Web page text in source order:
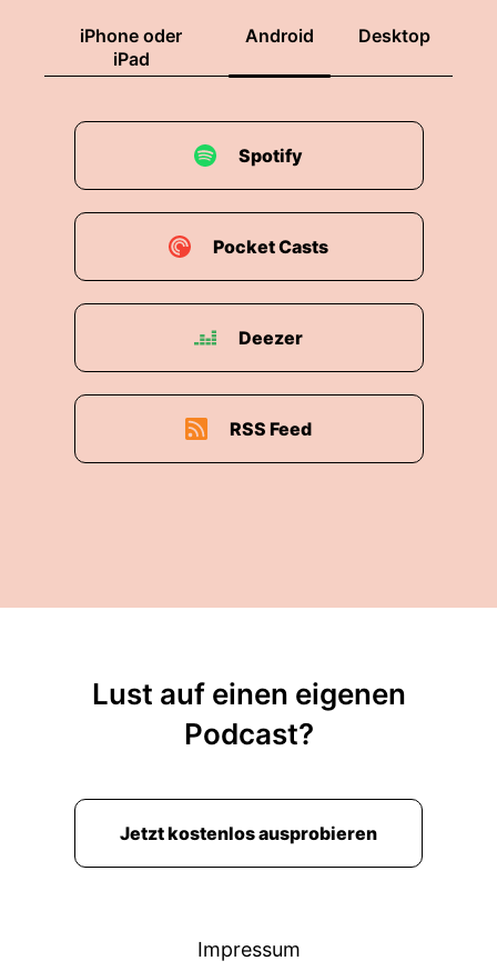
iPhone oder
iPad
Android Desktop
Spotify
Pocket Casts
Deezer
RSS Feed
Lust auf einen eigenen
Podcast?
Jetzt kostenlos ausprobieren
Impressum